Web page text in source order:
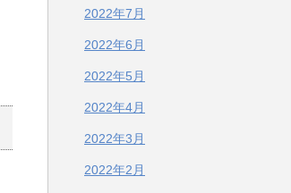
2022年7月
2022年6月
2022年5月
2022年4月
2022年3月
2022年2月